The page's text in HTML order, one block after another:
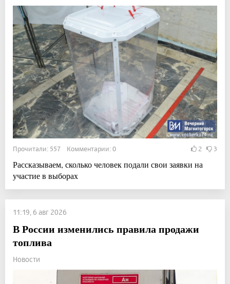
Прочитали: 557 Комментарии: 0 2 3
Рассказываем, сколько человек подали свои заявки на
участие в выборах
11:19, 6 авг 2026
В России изменились правила продажи
топлива
Новости